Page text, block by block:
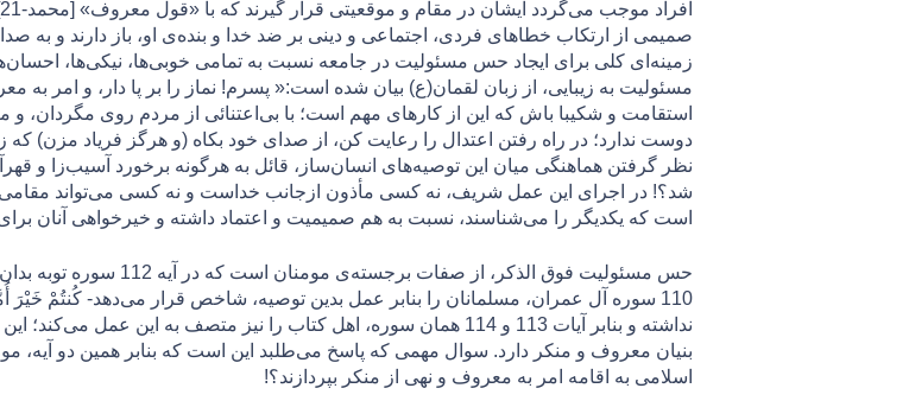
صميمی از ارتکاب خطاهای فردی، اجتماعی و دینی بر ضد خدا و بنده‌ی او، باز دارند و به
زمینه‌ای کلی برای ایجاد حس مسئولیت در جامعه نسبت به تمامی خوبی‌ها، نیکی‌ها،
مسئولیت به زیبایی، از زبان لقمان(ع) بیان شده است:« پسرم! نماز را بر پا دار، و امر به
استقامت و شكيبا باش كه اين از كارهای مهم است؛ با بی‌اعتنائی از مردم روی مگردان، و
دوست ندارد؛ در راه رفتن اعتدال را رعايت كن، از صدای خود بكاه (و هرگز فرياد مزن)
نظر گرفتن هماهنگی میان این توصیه‌های انسان‌ساز، قائل به هرگونه برخورد آسیب‌زا و
شد؟! در اجرای این عمل شریف، نه کسی مأذون ازجانب خداست و نه کسی می‌تواند مقامی
است که یکدیگر را می‌شناسند، نسبت به هم صميميت و اعتماد داشته و خیرخواهی آنان
حس مسئولیت فوق الذکر، از
110 سوره آل عمران، مسلمانان را بنابر عمل بدین توصيه، شاخص قرار می‌دهد- كُنتُمْ
نداشته و بنابر آیات 113 و 114 همان سوره، اهل کتاب را نیز متصف به
بنیان معروف و منکر دارد. سوال مهمی که پاسخ می‌طلبد این است که بنابر همین دو آیه،
اسلامی به اقامه امر به معروف و نهی از منکر بپردازند؟!